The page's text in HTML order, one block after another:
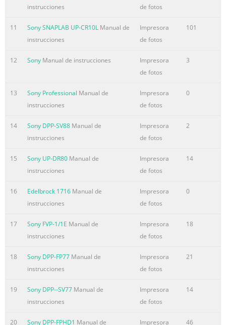
instrucciones
de fotos
11 Sony SNAPLAB UP-CR10L Manual de
instrucciones
Impresora
de fotos
101
12 Sony Manual de instrucciones
Impresora
de fotos
3
13 Sony Professional Manual de
instrucciones
Impresora
de fotos
0
14 Sony DPP-SV88 Manual de
instrucciones
Impresora
de fotos
2
15 Sony UP-DR80 Manual de
instrucciones
Impresora
de fotos
14
16 Edelbrock 1716 Manual de
instrucciones
Impresora
de fotos
0
17 Sony FVP-1/1E Manual de
instrucciones
Impresora
de fotos
18
18 Sony DPP-FP77 Manual de
instrucciones
Impresora
de fotos
21
19 Sony DPP--SV77 Manual de
instrucciones
Impresora
de fotos
14
20 Sony DPP-FPHD1 Manual de Impresora 46